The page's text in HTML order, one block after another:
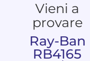
Vieni a
provare
Ray-Ban
RB4165